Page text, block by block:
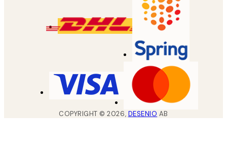
COPYRIGHT ©2026, DESENIO AB